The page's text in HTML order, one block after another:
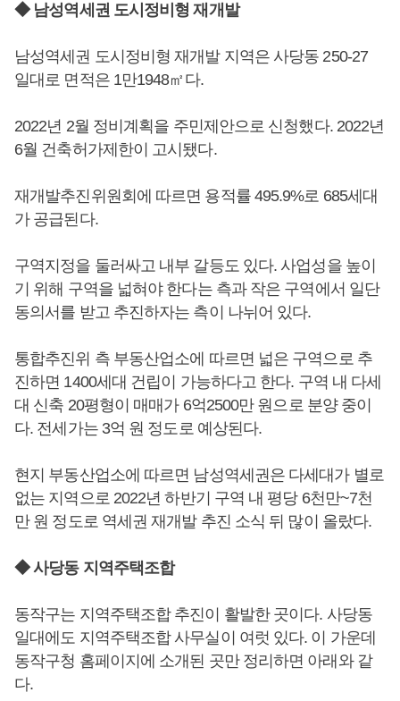
◆ 남성역세권 도시정비형 재개발
남성역세권 도시정비형 재개발 지역은 사당동 250-27
일대로 면적은 1만1948㎡다.
2022년 2월 정비계획을 주민제안으로 신청했다. 2022년
6월 건축허가제한이 고시됐다.
재개발추진위원회에 따르면 용적률 495.9%로 685세대
가 공급된다.
구역지정을 둘러싸고 내부 갈등도 있다. 사업성을 높이
기 위해 구역을 넓혀야 한다는 측과 작은 구역에서 일단
동의서를 받고 추진하자는 측이 나뉘어 있다.
통합추진위 측 부동산업소에 따르면 넓은 구역으로 추
진하면 1400세대 건립이 가능하다고 한다. 구역 내 다세
대 신축 20평형이 매매가 6억2500만 원으로 분양 중이
다. 전세가는 3억 원 정도로 예상된다.
현지 부동산업소에 따르면 남성역세권은 다세대가 별로
없는 지역으로 2022년 하반기 구역 내 평당 6천만~7천
만 원 정도로 역세권 재개발 추진 소식 뒤 많이 올랐다.
◆ 사당동 지역주택조합
동작구는 지역주택조합 추진이 활발한 곳이다. 사당동
일대에도 지역주택조합 사무실이 여럿 있다. 이 가운데
동작구청 홈페이지에 소개된 곳만 정리하면 아래와 같
다.